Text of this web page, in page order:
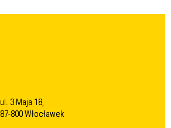
ul. 3 Maja 18,
87-800 Włocławek